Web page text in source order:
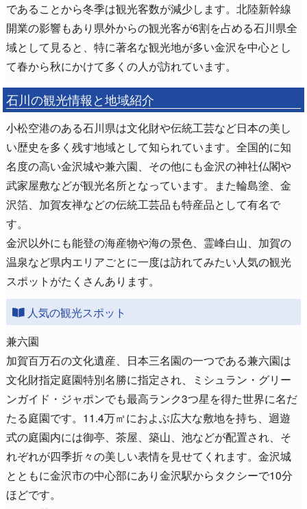
であることから冬季は観光客数が減少します。北陸新幹線
開業の影響もあり県外からの観光客が6割を占める石川県全
域として見ると、特に著名な観光地が多い金沢を中心とし
て春から秋にかけて多くの人が訪れています。
石川の観光情報と地域紹介
小松空港のある石川県は文化財や伝統工芸など日本の美し
い歴史を多く残す地域として知られています。全国的に知
名度の高い金沢城や兼六園、その他にも金沢の神社仏閣や
武家屋敷などが観光名所となっています。また輪島塗、金
沢箔、加賀友禅などの伝統工芸品も特産品として有名で
す。
金沢以外にも能登の海産物や海の景色、霊峰白山、加賀の
温泉など県内エリアごとに一度は訪れてみたい人気の観光
スポットがたくさんあります。
人気の観光スポット
兼六園
加賀百万石の文化遺産、日本三名園の一つである兼六園は
文化財指定庭園特別名勝に指定され、ミシュラン・グリー
ンガイド・ジャポンでも最高ランク3つ星を得た世界に名だ
たる庭園です。11.4万㎡におよぶ広大な敷地を持ち、迴遊
式の庭園内には御亭、茶屋、築山、池などが配置され、そ
れぞれが四季折々の美しい表情を見せてくれます。金沢城
とともに金沢市の中心部にあり金沢駅からタクシーで10分
ほどです。